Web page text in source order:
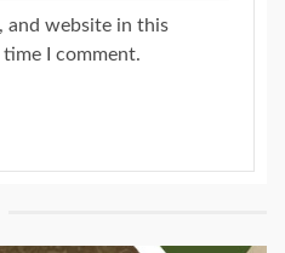
and website in this
I comment.